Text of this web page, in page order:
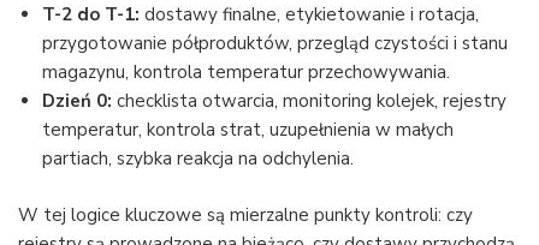
T-2 do T-1: dostawy finalne, etykietowanie i rotacja,
przygotowanie półproduktów, przegląd czystości i stanu
magazynu, kontrola temperatur przechowywania.
Dzień 0: checklista otwarcia, monitoring kolejek, rejestry
temperatur, kontrola strat, uzupełnienia w małych
partiach, szybka reakcja na odchylenia.
W tej logice kluczowe są mierzalne punkty kontroli: czy